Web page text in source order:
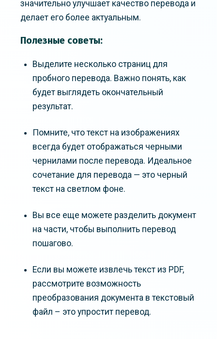
значительно улучшает качество перевода и
делает его более актуальным.
Полезные советы:
Выделите несколько страниц для
пробного перевода. Важно понять, как
будет выглядеть окончательный
результат.
Помните, что текст на изображениях
всегда будет отображаться черными
чернилами после перевода. Идеальное
сочетание для перевода — это черный
текст на светлом фоне.
Вы все еще можете разделить документ
на части, чтобы выполнить перевод
пошагово.
Если вы можете извлечь текст из PDF,
рассмотрите возможность
преобразования документа в текстовый
файл – это упростит перевод.